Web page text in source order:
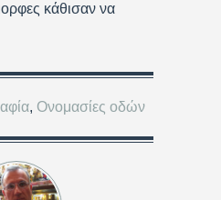
κάθισαν να
, Ονομασίες οδών